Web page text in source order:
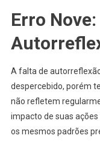
Erro
A falta de
despercebido, porém
não refletem
impacto de suas
os mesmos padrões